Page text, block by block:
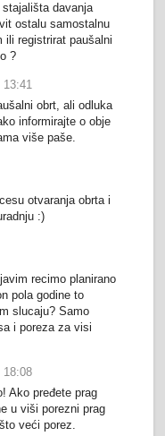
davanja
ostalu samostalnu
ili registrirat paušalni
?
13:41
obrt, ali odluka
informirajte o obje
više paše.
otvaranja obrta i
:)
recimo planirano
pola godine to
slucaju? Samo
i poreza za visi
18:08
Ako pređete prag
u viši porezni prag
veći porez.